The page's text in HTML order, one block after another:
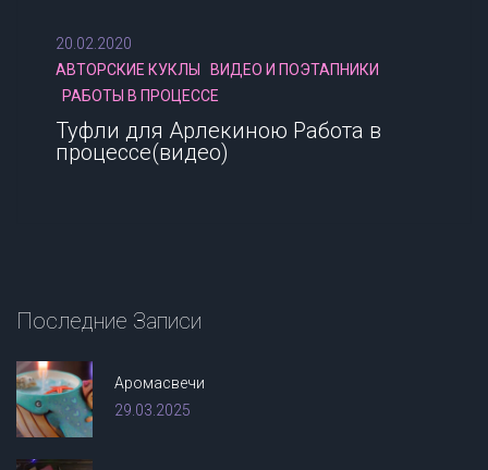
20.02.2020
АВТОРСКИЕ КУКЛЫ
ВИДЕО И ПОЭТАПНИКИ
РАБОТЫ В ПРОЦЕССЕ
Туфли для Арлекиною Работа в
процессе(видео)
Последние Записи
Аромасвечи
29.03.2025